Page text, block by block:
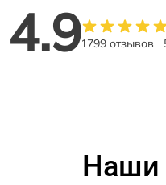
4.91799 отзывов
Наши